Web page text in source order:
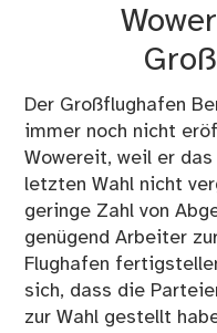
Der Großflughafen
immer noch nicht
Wowereit, weil er
letzten Wahl nicht
geringe Zahl von
genügend Arbeiter
Flughafen
sich, dass die
zur Wahl gestellt